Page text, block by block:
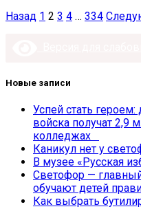
Пагинация
Назад 1 2 3 4 … 334
Новые записи
Успей стать
войска получат 2,9
колледжах
Каникул нет у
В музее «Русская
Светофор —
обучают детей
Как выбрать